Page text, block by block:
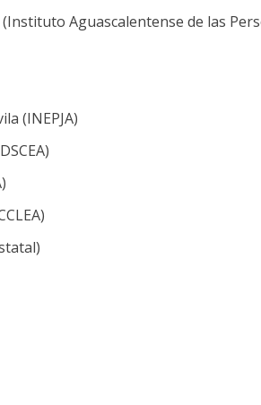
(Instituto Aguascalentense de las
(INEPJA)